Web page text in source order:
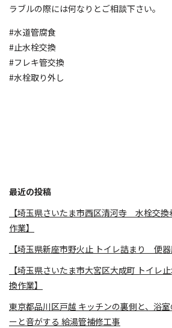
ラブルの際には何なりとご相談下さい。
#水道管腐食
#止水栓交換
#フレキ管交換
#水栓取り外し
最近の投稿
【埼玉県さいたま市西区清河寺 水栓交
作業】
【埼玉県新座市野火止 トイレ詰まり 便器
【埼玉県さいたま市大宮区大成町 トイレ
換作業】
東京都品川区戸越 キッチンの裏側と、浴
ーと音がする 給湯管補修工事